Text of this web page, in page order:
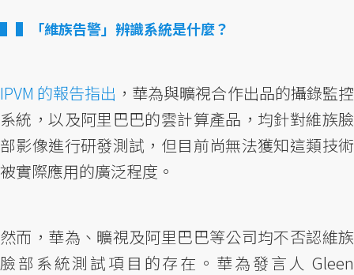
▌「維族告警」辨識系統是什麼？
IPVM 的報告指出 ，華為與曠視合作出品的攝錄監控
系統，以及阿里巴巴的雲計算產品，均針對維族臉
部影像進行研發測試，但目前尚無法獲知這類技術
被實際應用的廣泛程度。
然而，華為、曠視及阿里巴巴等公司均不否認維族
臉部系統測試項目的存在。華為發言人 Gleen